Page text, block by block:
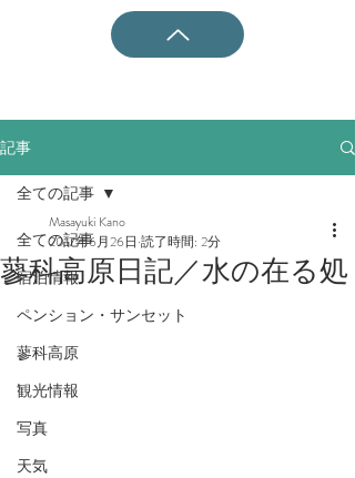
記事
全ての記事
宿泊情報
ペンション・サンセット
蓼科高原
観光情報
写真
天気
全ての記事
蓼科高原日記／水の在る処
Masayuki Kano
2017年6月26日 読了時間: 2分